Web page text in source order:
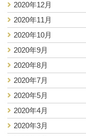
2020年12月
2020年11月
2020年10月
2020年9月
2020年8月
2020年7月
2020年5月
2020年4月
2020年3月